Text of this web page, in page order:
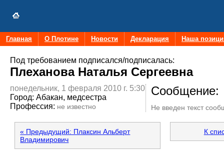
Главная О Плотине Новости Декларация Наша
Под требованием подписался/подписалась:
Плеханова Наталья Сергеевна
Сообщение:
Не введен текст
понедельник, 1 февраля 2010 г. 5:30
Город: Абакан, медсестра
Профессия: не известно
« Предыдущий: Плаксин Альберт
Владимирович
К